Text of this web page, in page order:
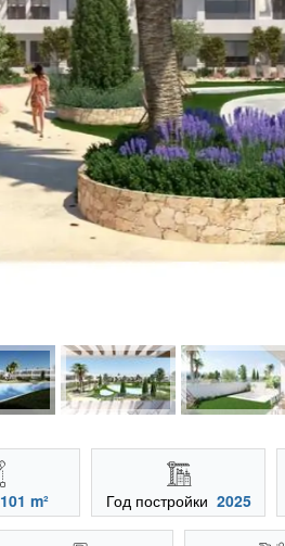
101 m² Год постройки 2025